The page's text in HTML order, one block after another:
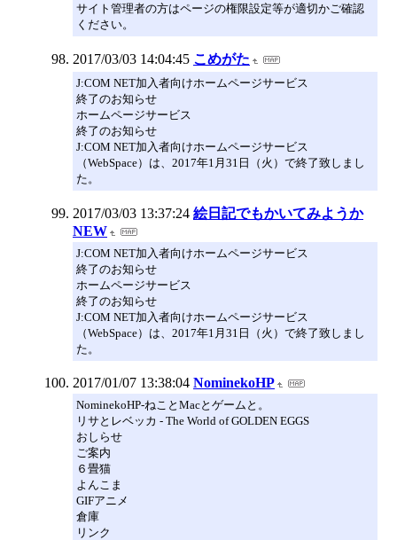
サイト管理者の方はページの権限設定等が適切かご確認
ください。
2017/03/03 14:04:45 こめがた
J:COM NET加入者向けホームページサービス
終了のお知らせ
ホームページサービス
終了のお知らせ
J:COM NET加入者向けホームページサービス
（WebSpace）は、2017年1月31日（火）で終了致しまし
た。
2017/03/03 13:37:24 絵日記でもかいてみようか
NEW
J:COM NET加入者向けホームページサービス
終了のお知らせ
ホームページサービス
終了のお知らせ
J:COM NET加入者向けホームページサービス
（WebSpace）は、2017年1月31日（火）で終了致しまし
た。
2017/01/07 13:38:04 NominekoHP
NominekoHP-ねことMacとゲームと。
リサとレベッカ - The World of GOLDEN EGGS
おしらせ
ご案内
６畳猫
よんこま
GIFアニメ
倉庫
リンク